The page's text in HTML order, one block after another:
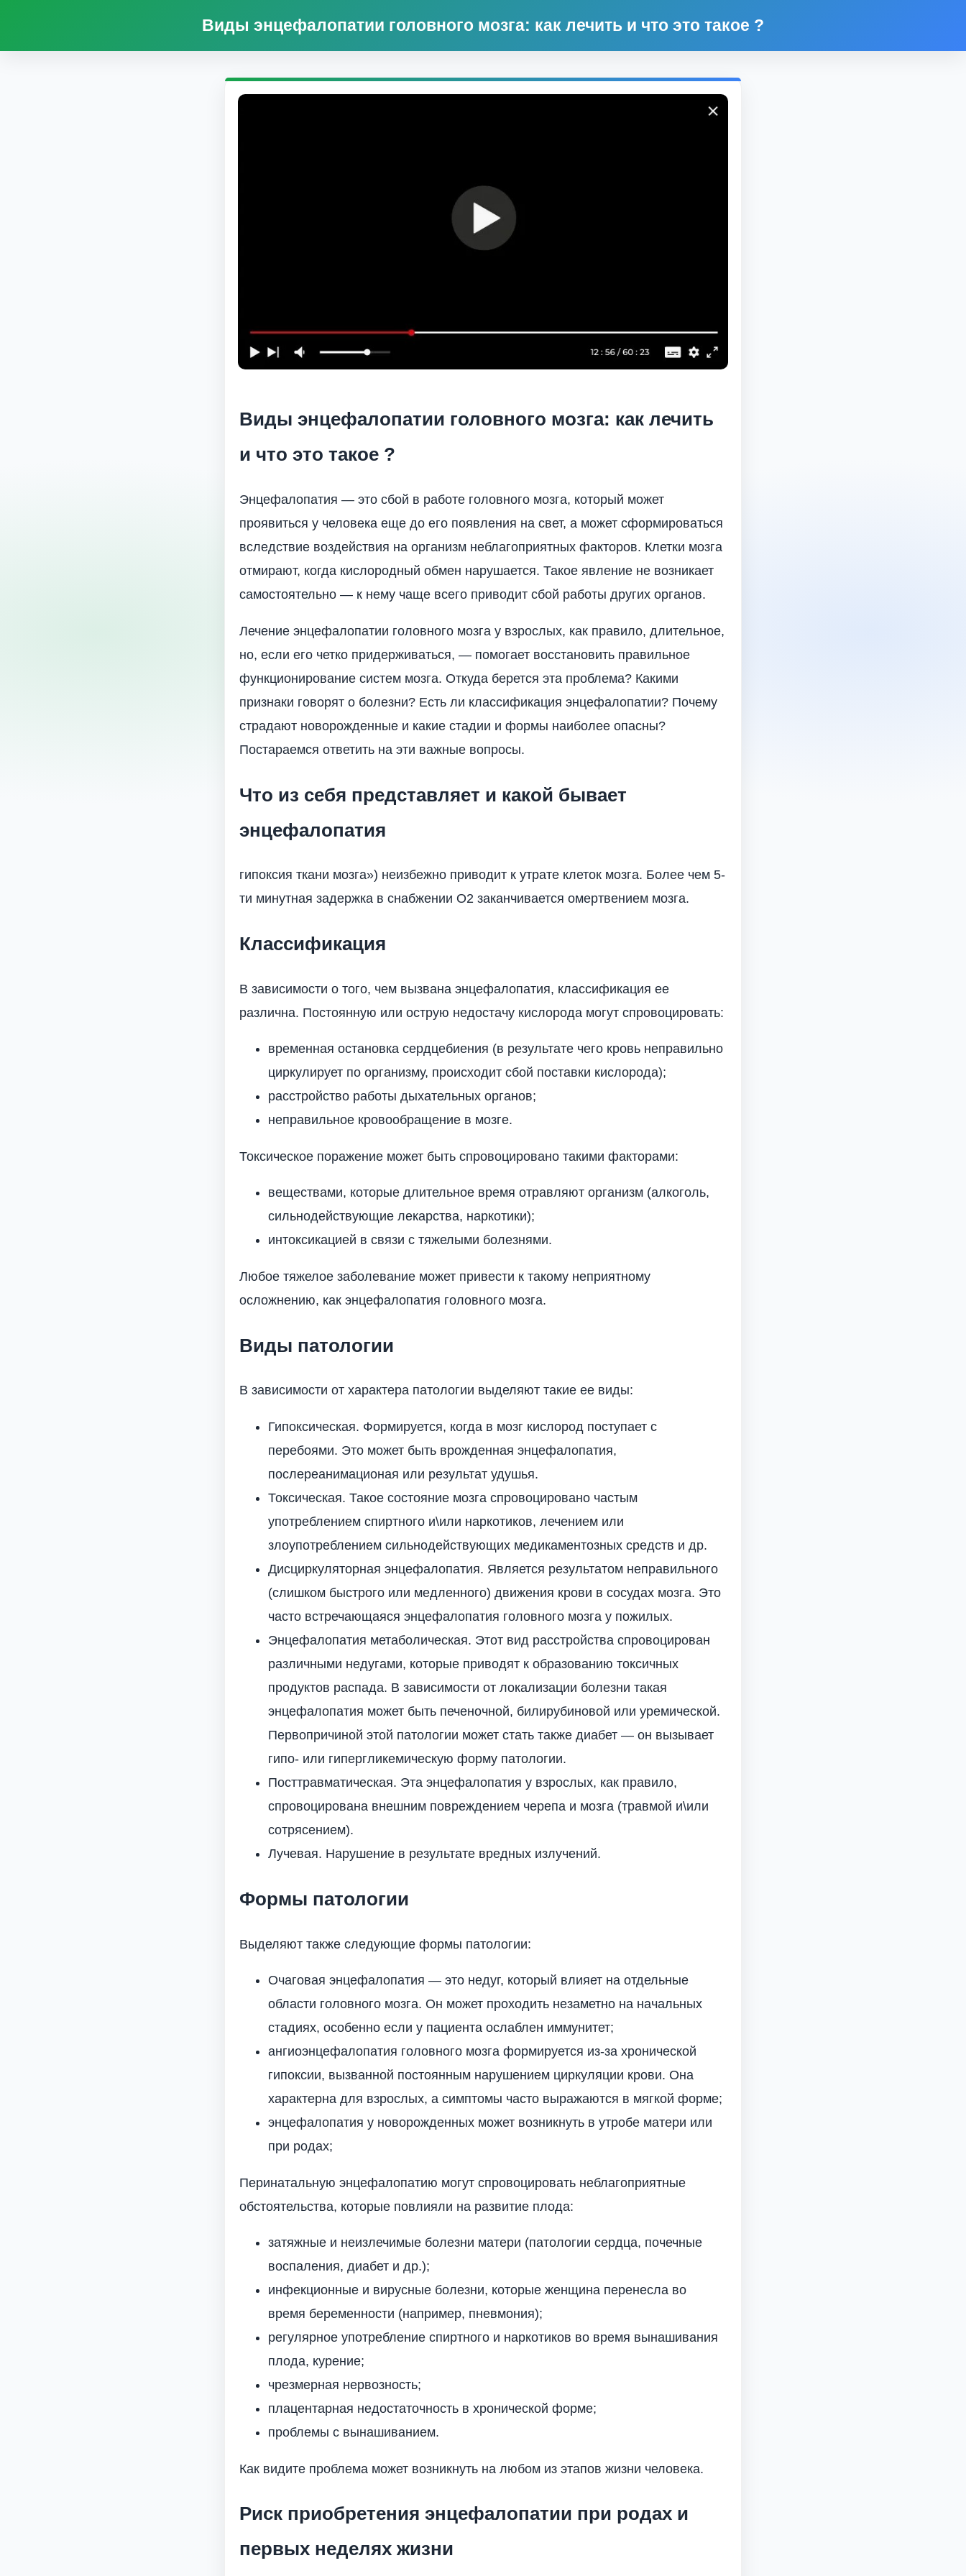
Виды энцефалопатии головного мозга: как лечить и что это такое ?
Виды энцефалопатии головного мозга: как лечить
и что это такое ?
Энцефалопатия — это сбой в работе головного мозга, который может
проявиться у человека еще до его появления на свет, а может сформироваться
вследствие воздействия на организм неблагоприятных факторов. Клетки мозга
отмирают, когда кислородный обмен нарушается. Такое явление не возникает
самостоятельно — к нему чаще всего приводит сбой работы других органов.
Лечение энцефалопатии головного мозга у взрослых, как правило, длительное,
но, если его четко придерживаться, — помогает восстановить правильное
функционирование систем мозга. Откуда берется эта проблема? Какими
признаки говорят о болезни? Есть ли классификация энцефалопатии? Почему
страдают новорожденные и какие стадии и формы наиболее опасны?
Постараемся ответить на эти важные вопросы.
Что из себя представляет и какой бывает
энцефалопатия
гипоксия ткани мозга») неизбежно приводит к утрате клеток мозга. Более чем 5-
ти минутная задержка в снабжении О2 заканчивается омертвением мозга.
Классификация
В зависимости о того, чем вызвана энцефалопатия, классификация ее
различна. Постоянную или острую недостачу кислорода могут спровоцировать:
временная остановка сердцебиения (в результате чего кровь неправильно
циркулирует по организму, происходит сбой поставки кислорода);
расстройство работы дыхательных органов;
неправильное кровообращение в мозге.
Токсическое поражение может быть спровоцировано такими факторами:
веществами, которые длительное время отравляют организм (алкоголь,
сильнодействующие лекарства, наркотики);
интоксикацией в связи с тяжелыми болезнями.
Любое тяжелое заболевание может привести к такому неприятному
осложнению, как энцефалопатия головного мозга.
Виды патологии
В зависимости от характера патологии выделяют такие ее виды:
Гипоксическая. Формируется, когда в мозг кислород поступает с
перебоями. Это может быть врожденная энцефалопатия,
послереанимационая или результат удушья.
Токсическая. Такое состояние мозга спровоцировано частым
употреблением спиртного и\или наркотиков, лечением или
злоупотреблением сильнодействующих медикаментозных средств и др.
Дисциркуляторная энцефалопатия. Является результатом неправильного
(слишком быстрого или медленного) движения крови в сосудах мозга. Это
часто встречающаяся энцефалопатия головного мозга у пожилых.
Энцефалопатия метаболическая. Этот вид расстройства спровоцирован
различными недугами, которые приводят к образованию токсичных
продуктов распада. В зависимости от локализации болезни такая
энцефалопатия может быть печеночной, билирубиновой или уремической.
Первопричиной этой патологии может стать также диабет — он вызывает
гипо- или гипергликемическую форму патологии.
Посттравматическая. Эта энцефалопатия у взрослых, как правило,
спровоцирована внешним повреждением черепа и мозга (травмой и\или
сотрясением).
Лучевая. Нарушение в результате вредных излучений.
Формы патологии
Выделяют также следующие формы патологии:
Очаговая энцефалопатия — это недуг, который влияет на отдельные
области головного мозга. Он может проходить незаметно на начальных
стадиях, особенно если у пациента ослаблен иммунитет;
ангиоэнцефалопатия головного мозга формируется из-за хронической
гипоксии, вызванной постоянным нарушением циркуляции крови. Она
характерна для взрослых, а симптомы часто выражаются в мягкой форме;
энцефалопатия у новорожденных может возникнуть в утробе матери или
при родах;
Перинатальную энцефалопатию могут спровоцировать неблагоприятные
обстоятельства, которые повлияли на развитие плода:
затяжные и неизлечимые болезни матери (патологии сердца, почечные
воспаления, диабет и др.);
инфекционные и вирусные болезни, которые женщина перенесла во
время беременности (например, пневмония);
регулярное употребление спиртного и наркотиков во время вынашивания
плода, курение;
чрезмерная нервозность;
плацентарная недостаточность в хронической форме;
проблемы с вынашиванием.
Как видите проблема может возникнуть на любом из этапов жизни человека.
Риск приобретения энцефалопатии при родах и
первых неделях жизни